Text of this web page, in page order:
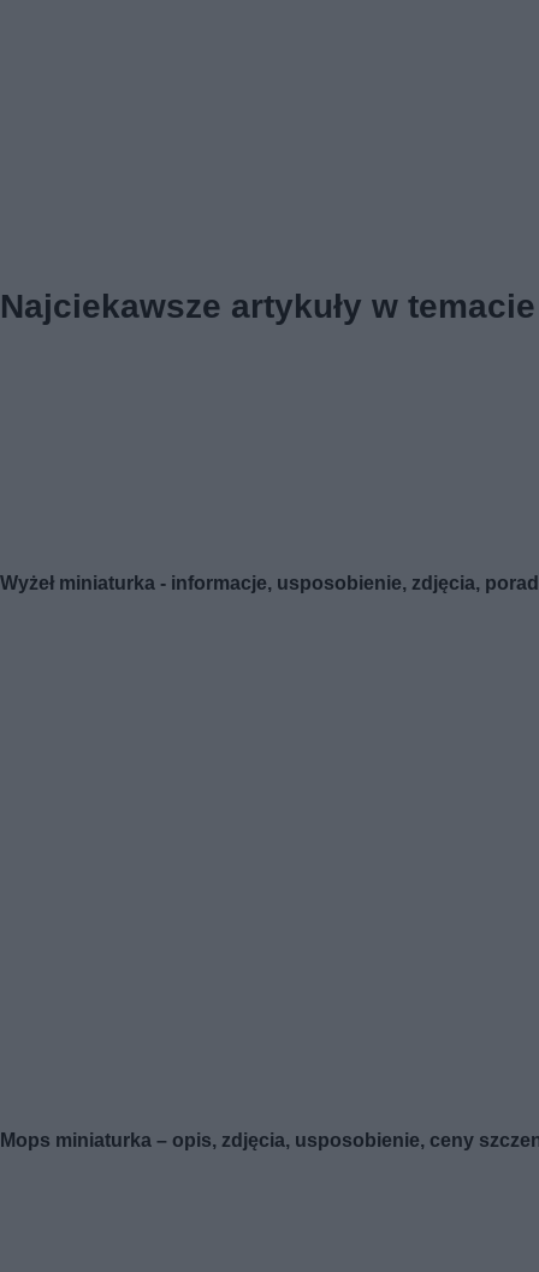
Najciekawsze artykuły w
Wyżeł miniaturka - informacje, usposobienie, zdjęcia,
Mops miniaturka – opis, zdjęcia, usposobienie, ceny